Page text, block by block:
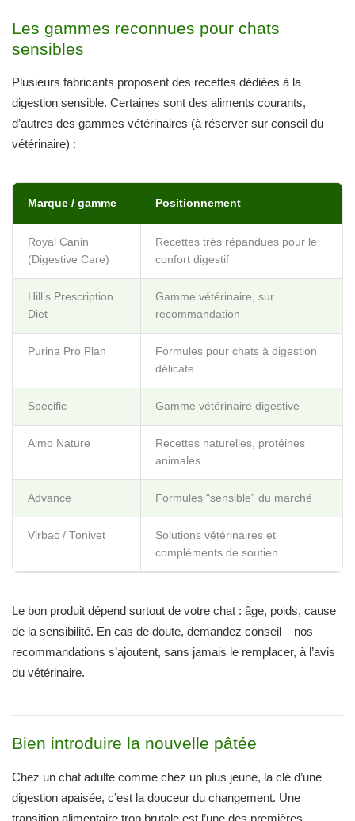
Les gammes reconnues pour chats
sensibles
Plusieurs fabricants proposent des recettes dédiées à la
digestion sensible. Certaines sont des aliments courants,
d’autres des gammes vétérinaires (à réserver sur conseil du
vétérinaire) :
Marque / gamme Positionnement
Royal Canin
(Digestive Care)
Recettes très répandues pour le
confort digestif
Hill’s Prescription
Diet
Gamme vétérinaire, sur
recommandation
Purina Pro Plan
Formules pour chats à digestion
délicate
Specific Gamme vétérinaire digestive
Almo Nature
Recettes naturelles, protéines
animales
Advance Formules “sensible” du marché
Virbac / Tonivet
Solutions vétérinaires et
compléments de soutien
Le bon produit dépend surtout de votre chat : âge, poids, cause
de la sensibilité. En cas de doute, demandez conseil – nos
recommandations s’ajoutent, sans jamais le remplacer, à l’avis
du vétérinaire.
Bien introduire la nouvelle pâtée
Chez un chat adulte comme chez un plus jeune, la clé d’une
digestion apaisée, c’est la douceur du changement. Une
transition alimentaire trop brutale est l’une des premières